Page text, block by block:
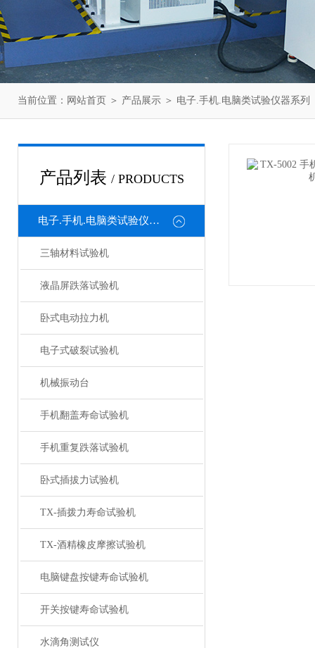
当前位置： 网站首页 ＞ 产品展示 ＞ 电子.手机.电脑类试验仪器系列
产品列表 / PRODUCTS
电子.手机.电脑类试验仪器系列
三轴材料试验机
液晶屏跌落试验机
卧式电动拉力机
电子式破裂试验机
机械振动台
手机翻盖寿命试验机
手机重复跌落试验机
卧式插拔力试验机
TX-插拨力寿命试验机
TX-酒精橡皮摩擦试验机
电脑键盘按键寿命试验机
开关按键寿命试验机
水滴角测试仪